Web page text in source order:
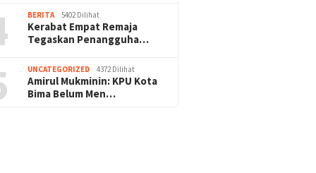
BERITA 5402 Dilihat
Kerabat Empat Remaja
Tegaskan Penangguha…
UNCATEGORIZED 4372 Dilihat
Amirul Mukminin: KPU Kota
Bima Belum Men…